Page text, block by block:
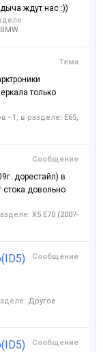
ждут нас :))
Тема
только
- 1, в разделе: Е65,
Сообщение
дорестайл) в
довольно
X5 E70 (2007-
Сообщение
Другое
Сообщение